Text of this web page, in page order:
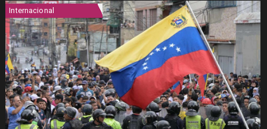
Internacional